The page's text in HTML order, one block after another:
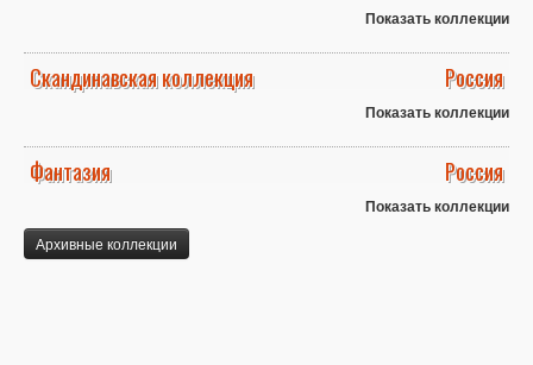
Показать коллекции
Скандинавская коллекция Россия
Показать коллекции
Фантазия Россия
Показать коллекции
Архивные коллекции